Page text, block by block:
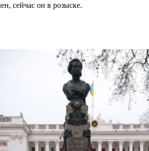
сейчас он в розыске.